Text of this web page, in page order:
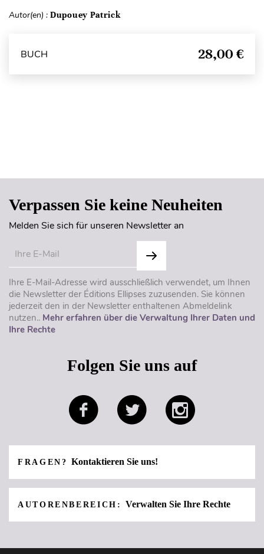
Autor(en) : Dupouey Patrick
BUCH 28,00 €
Verpassen Sie keine Neuheiten
Melden Sie sich für unseren Newsletter an
Ihre E-Mail-Adresse wird ausschließlich verwendet, um Ihnen
die Newsletter der Éditions Ellipses zuzusenden. Sie können
jederzeit den in der Newsletter enthaltenen Abmeldelink
nutzen.. Mehr erfahren über die Verwaltung Ihrer Daten und
Ihre Rechte
Folgen Sie uns auf
FRAGEN?Kontaktieren Sie uns!
AUTORENBEREICH: Verwalten Sie Ihre Rechte